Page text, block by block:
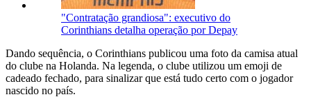
"Contratação grandiosa": executivo do
Corinthians detalha operação por Depay
Dando sequência, o Corinthians publicou uma foto da camisa atual
do clube na Holanda. Na legenda, o clube utilizou um emoji de
cadeado fechado, para sinalizar que está tudo certo com o jogador
nascido no país.